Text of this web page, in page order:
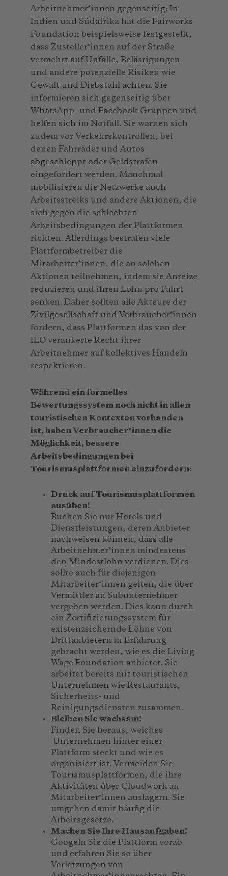
Arbeitnehmer*innen gegenseitig: In
Indien und Südafrika hat die Fairworks
Foundation beispielsweise festgestellt,
dass Zusteller*innen auf der Straße
vermehrt auf Unfälle, Belästigungen
und andere potenzielle Risiken wie
Gewalt und Diebstahl achten. Sie
informieren sich gegenseitig über
WhatsApp- und Facebook-Gruppen und
helfen sich im Notfall. Sie warnen sich
zudem vor Verkehrskontrollen, bei
denen Fahrräder und Autos
abgeschleppt oder Geldstrafen
eingefordert werden. Manchmal
mobilisieren die Netzwerke auch
Arbeitsstreiks und andere Aktionen, die
sich gegen die schlechten
Arbeitsbedingungen der Plattformen
richten. Allerdings bestrafen viele
Plattformbetreiber die
Mitarbeiter*innen, die an solchen
Aktionen teilnehmen, indem sie Anreize
reduzieren und ihren Lohn pro Fahrt
senken. Daher sollten alle Akteure der
Zivilgesellschaft und Verbraucher*innen
fordern, dass Plattformen das von der
ILO verankerte Recht ihrer
Arbeitnehmer auf kollektives Handeln
respektieren.
Während ein formelles
Bewertungssystem noch nicht in allen
touristischen Kontexten vorhanden
ist, haben Verbraucher*innen die
Möglichkeit, bessere
Arbeitsbedingungen bei
Tourismusplattformen einzufordern:
Druck auf Tourismusplattformen
ausüben!
Buchen Sie nur Hotels und
Dienstleistungen, deren Anbieter
nachweisen können, dass alle
Arbeitnehmer*innen mindestens
den Mindestlohn verdienen. Dies
sollte auch für diejenigen
Mitarbeiter*innen gelten, die über
Vermittler an Subunternehmer
vergeben werden. Dies kann durch
ein Zertifizierungssystem für
existenzsichernde Löhne von
Drittanbietern in Erfahrung
gebracht werden, wie es die Living
Wage Foundation anbietet. Sie
arbeitet bereits mit touristischen
Unternehmen wie Restaurants,
Sicherheits- und
Reinigungsdiensten zusammen.
Bleiben Sie wachsam!
Finden Sie heraus, welches
Unternehmen hinter einer
Plattform steckt und wie es
organisiert ist. Vermeiden Sie
Tourismusplattformen, die ihre
Aktivitäten über Cloudwork an
Mitarbeiter*innen auslagern. Sie
umgehen damit häufig die
Arbeitsgesetze.
Machen Sie Ihre Hausaufgaben!
Googeln Sie die Plattform vorab
und erfahren Sie so über
Verletzungen von